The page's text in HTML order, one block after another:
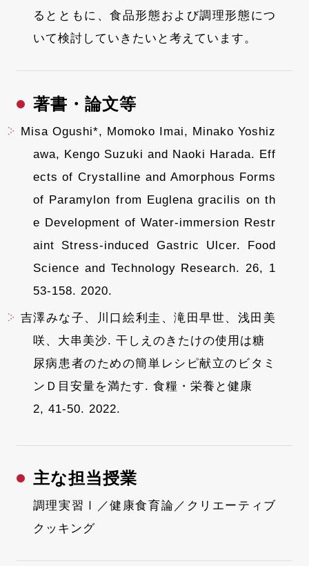
るとともに、食品形態および調理形態につ
いて検討していきたいと考えています。
著書・論文等
Misa Ogushi*, Momoko Imai, Minako Yoshiz
awa, Kengo Suzuki and Naoki Harada. Eff
ects of Crystalline and Amorphous Forms
of Paramylon from Euglena gracilis on th
e Development of Water-immersion Restr
aint Stress-induced Gastric Ulcer. Food
Science and Technology Research. 26, 1
53-158. 2020.
吉澤みな子、川口絵利圭、滝田早世、浅田美
咲、大串美沙. 干しえのきたけの使用は糖
尿病患者のための簡単レシピ献立のビタミ
ンＤ目安量を満たす. 食糧・栄養と健康
2, 41-50. 2022.
主な担当授業
調理実習Ⅰ／健康食育論／クリエーティブ
クッキング